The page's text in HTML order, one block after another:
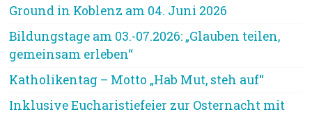
Ground in Koblenz am 04. Juni 2026
Bildungstage am 03.-07.2026: „Glauben teilen,
gemeinsam erleben“
Katholikentag – Motto „Hab Mut, steh auf“
Inklusive Eucharistiefeier zur Osternacht mit